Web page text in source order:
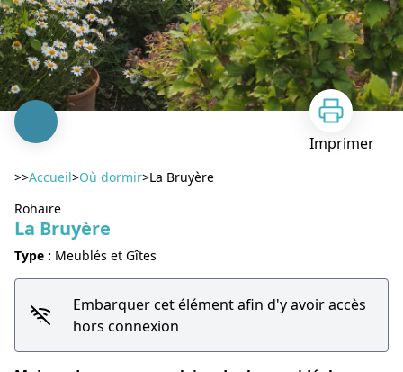
Imprimer
>>Accueil>Où dormir>La Bruyère
Rohaire
La Bruyère
Type : Meublés et Gîtes
Embarquer cet élément afin d'y avoir accès
hors connexion